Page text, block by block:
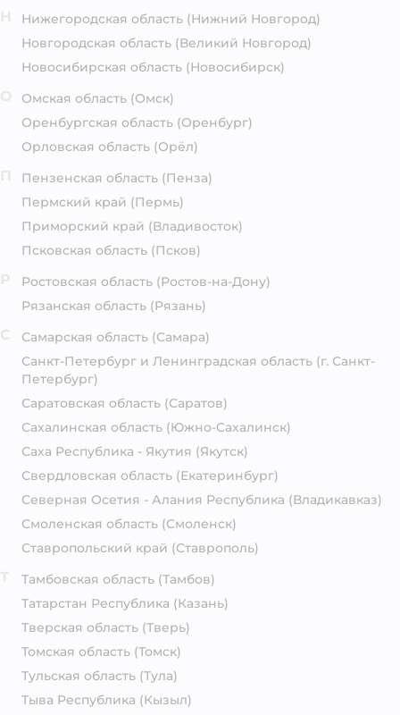
Нижегородская область (Нижний Новгород)
Новгородская область (Великий Новгород)
Новосибирская область (Новосибирск)
Омская область (Омск)
Оренбургская область (Оренбург)
Орловская область (Орёл)
Пензенская область (Пенза)
Пермский край (Пермь)
Приморский край (Владивосток)
Псковская область (Псков)
Ростовская область (Ростов-на-Дону)
Рязанская область (Рязань)
Самарская область (Самара)
Санкт-Петербург и Ленинградская область (г. Санкт-
Петербург)
Саратовская область (Саратов)
Сахалинская область (Южно-Сахалинск)
Саха Республика - Якутия (Якутск)
Свердловская область (Екатеринбург)
Северная Осетия - Алания Республика (Владикавказ)
Смоленская область (Смоленск)
Ставропольский край (Ставрополь)
Тамбовская область (Тамбов)
Татарстан Республика (Казань)
Тверская область (Тверь)
Томская область (Томск)
Тульская область (Тула)
Тыва Республика (Кызыл)